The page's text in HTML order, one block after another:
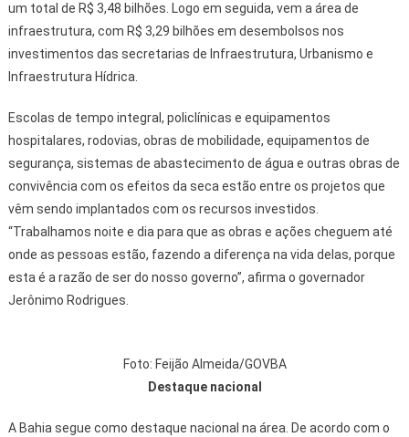
um total de R$ 3,48 bilhões. Logo em seguida, vem a área de
infraestrutura, com R$ 3,29 bilhões em desembolsos nos
investimentos das secretarias de Infraestrutura, Urbanismo e
Infraestrutura Hídrica.
Escolas de tempo integral, policlínicas e equipamentos
hospitalares, rodovias, obras de mobilidade, equipamentos de
segurança, sistemas de abastecimento de água e outras obras de
convivência com os efeitos da seca estão entre os projetos que
vêm sendo implantados com os recursos investidos.
“Trabalhamos noite e dia para que as obras e ações cheguem até
onde as pessoas estão, fazendo a diferença na vida delas, porque
esta é a razão de ser do nosso governo”, afirma o governador
Jerônimo Rodrigues.
Foto: Feijão Almeida/GOVBA
Destaque nacional
A Bahia segue como destaque nacional na área. De acordo com o